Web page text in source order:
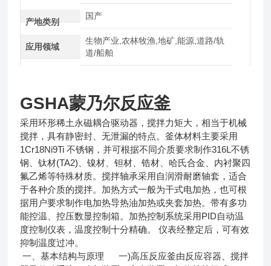
产地类别
国产
应用领域
生物产业,农林牧渔,地矿,能源,道路/轨
道/船舶
GSHA蒙乃尔反应釜
采用环形稀土永磁耦合驱动器，搅拌力矩大，相当于机械
搅拌，具有静密封、无泄漏的特点。釜体材料主要采用
1Cr18Ni9Ti 不锈钢，并可根据不同介质要求制作316L不锈
钢、钛材(TA2)、镍材、钽材、锆材、哈氏合金、内衬聚四
氟乙烯等特殊材质。搅拌轴承采用自润滑耐磨轴套，适合
于各种介质的搅拌。加热方式一般为干式电加热，也可根
据用户要求制作电加热导热油加热或夹套加热。带有多功
能控温、控压数显控制箱。加热控制系统采用PID自动温
度控制仪表，温度控制十分精确。 仪表经整定后，可有效
抑制温度过冲。
一、基本结构与原理 一)高压反应釜由反应容器、搅拌